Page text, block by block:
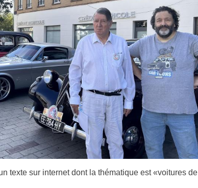
texte sur internet dont la thématique est «voitures de